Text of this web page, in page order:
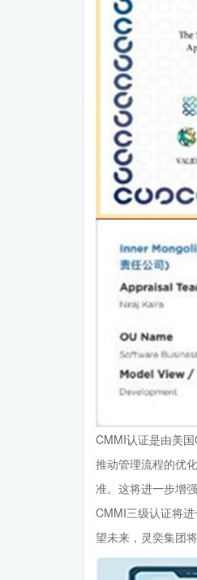
CMMI认证是由美
推动管理流程的优
准。这将进一步增
CMMI三级认证将
望未来，灵奕集团